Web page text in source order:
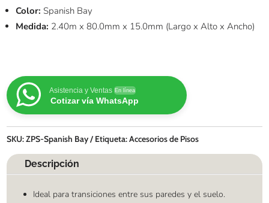
Color:Spanish Bay
Medida: 2.40m x80.0mm x 15.0mm (Largox Altox Ancho)
Asistencia y Ventas En línea
Cotizar vía WhatsApp
SKU:ZPS-Spanish Bay Etiqueta:Accesorios de Pisos
Descripción
Ideal para transiciones entre sus paredes y el suelo.